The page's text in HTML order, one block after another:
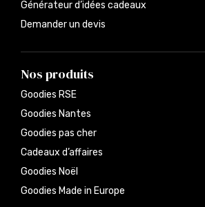
Générateur d’idées cadeaux
Demander un devis
Nos produits
Goodies RSE
Goodies Nantes
Goodies pas cher
Cadeaux d’affaires
Goodies Noël
Goodies Made in Europe